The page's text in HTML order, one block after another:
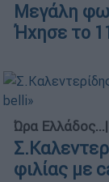
Μεγάλη
Ήχησε το
Ώρα Ελλάδος...|
φιλίας με